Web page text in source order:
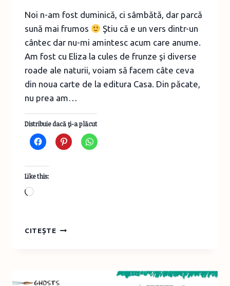
Noi n-am fost duminică, ci sâmbătă, dar parcă
sună mai frumos
Ştiu că e un vers dintr-un
cântec dar nu-mi amintesc acum care anume.
Am fost cu Eliza la cules de frunze şi diverse
roade ale naturii, voiam să facem câte ceva
din noua carte de la editura Casa. Din păcate,
nu prea am…
Distribuie dacă ţi-a plăcut
Like this:
Loading…
CITEȘTEÎN
DUMINICĂ…